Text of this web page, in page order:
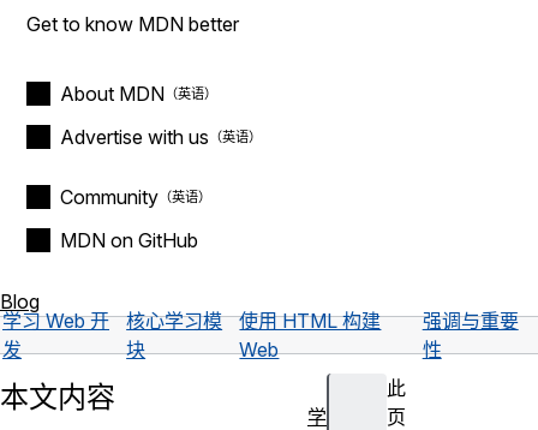
Get to know MDN better
About MDN
Advertise with us
Community
MDN on GitHub
Blog
学习 Web 开
发
核心学习模
块
使用 HTML 构建
Web
强调与重要
性
此
页
本文内容
学